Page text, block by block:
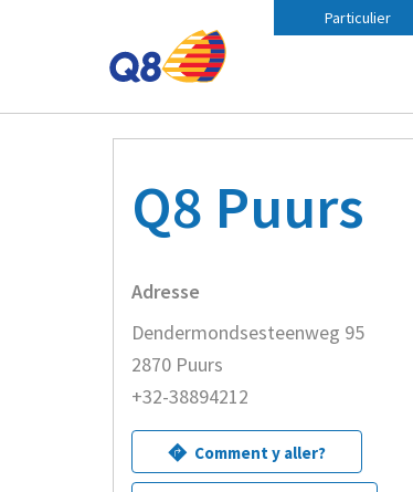
Particulier
Q8 Puurs
Adresse
Dendermondsesteenweg 95
2870 Puurs
+32-38894212
Comment y aller?